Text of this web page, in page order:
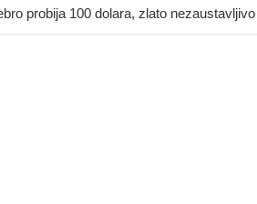
probija 100 dolara, zlato